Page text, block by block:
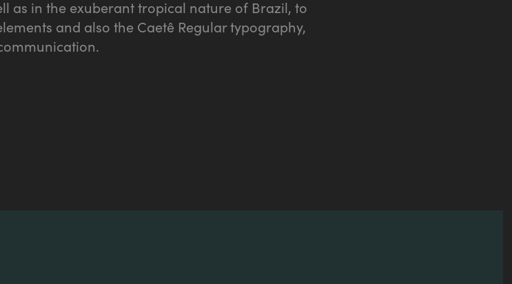
as in the exuberant tropical nature of Brazil, to
and also the Caetê Regular typography,